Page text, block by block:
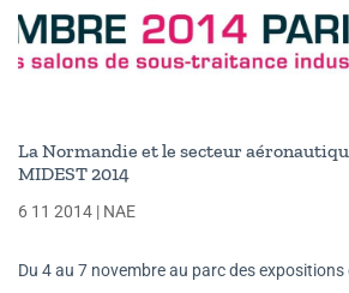
La Normandie et le secteur
MIDEST 2014
6 11 2014 | NAE
Du 4 au 7 novembre au parc des